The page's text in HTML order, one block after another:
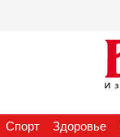
Спорт Здоровье